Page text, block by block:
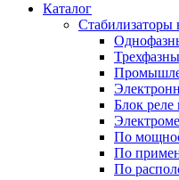
Каталог
Стабилизаторы
Блок
По
По
По